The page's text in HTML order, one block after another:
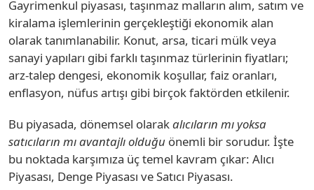
Gayrimenkul piyasası, taşınmaz malların alım, satım ve
kiralama işlemlerinin gerçekleştiği ekonomik alan
olarak tanımlanabilir. Konut, arsa, ticari mülk veya
sanayi yapıları gibi farklı taşınmaz türlerinin fiyatları;
arz-talep dengesi, ekonomik koşullar, faiz oranları,
enflasyon, nüfus artışı gibi birçok faktörden etkilenir.
Bu piyasada, dönemsel olarakalıcıların mı yoksa
satıcıların mı avantajlı olduğu önemli bir sorudur. İşte
bu noktada karşımıza üç temel kavram çıkar: Alıcı
Piyasası, Denge Piyasası ve Satıcı Piyasası.